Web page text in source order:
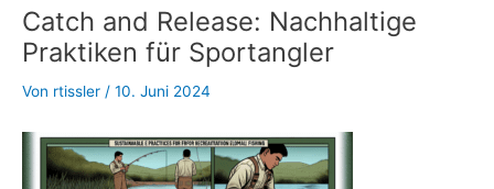
Catch and Release: Nachhaltige
Praktiken für Sportangler
Von rtissler / 10. Juni 2024